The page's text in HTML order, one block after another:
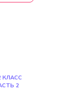
КЛАСС
2